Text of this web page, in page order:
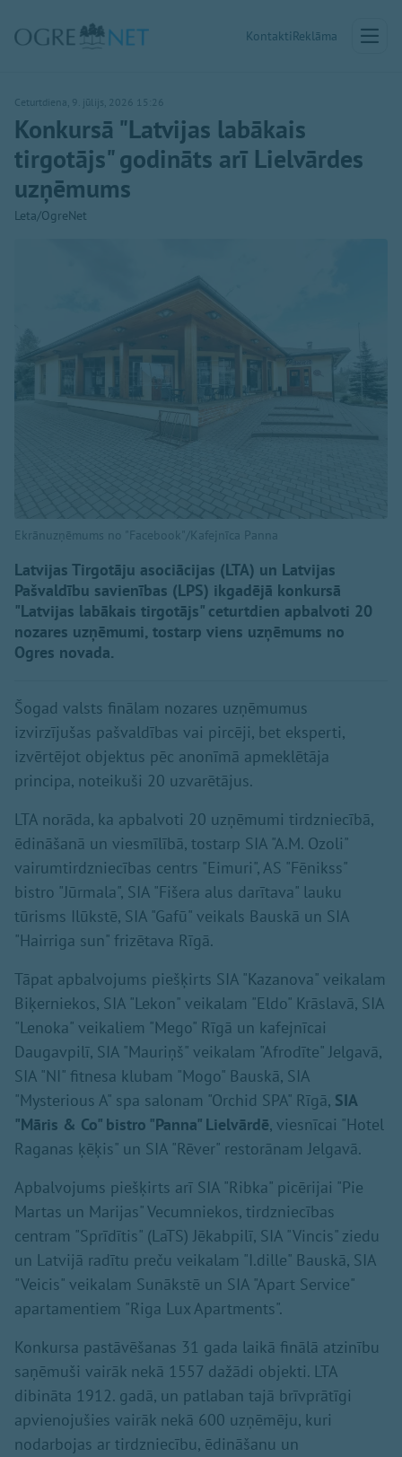
KontaktiReklāma
Ceturtdiena, 9. jūlijs, 2026 15:26
Konkursā "Latvijas labākais
tirgotājs" godināts arī Lielvārdes
uzņēmums
Leta/OgreNet
Ekrānuzņēmums no "Facebook"/Kafejnīca Panna
Latvijas Tirgotāju asociācijas (LTA) un Latvijas
Pašvaldību savienības (LPS) ikgadējā konkursā
"Latvijas labākais tirgotājs" ceturtdien apbalvoti 20
nozares uzņēmumi, tostarp viens uzņēmums no
Ogres novada.
Šogad valsts finālam nozares uzņēmumus
izvirzījušas pašvaldības vai pircēji, bet eksperti,
izvērtējot objektus pēc anonīmā apmeklētāja
principa, noteikuši 20 uzvarētājus.
LTA norāda, ka apbalvoti 20 uzņēmumi tirdzniecībā,
ēdināšanā un viesmīlībā, tostarp SIA "A.M. Ozoli"
vairumtirdzniecības centrs "Eimuri", AS "Fēnikss"
bistro "Jūrmala", SIA "Fišera alus darītava" lauku
tūrisms Ilūkstē, SIA "Gafū" veikals Bauskā un SIA
"Hairriga sun" frizētava Rīgā.
Tāpat apbalvojums piešķirts SIA "Kazanova" veikalam
Biķerniekos, SIA "Lekon" veikalam "Eldo" Krāslavā, SIA
"Lenoka" veikaliem "Mego" Rīgā un kafejnīcai
Daugavpilī, SIA "Mauriņš" veikalam "Afrodīte" Jelgavā,
SIA "NI" fitnesa klubam "Mogo" Bauskā, SIA
"Mysterious A" spa salonam "Orchid SPA" Rīgā, SIA
"Māris & Co" bistro "Panna" Lielvārdē, viesnīcai "Hotel
Raganas ķēķis" un SIA "Rēver" restorānam Jelgavā.
Apbalvojums piešķirts arī SIA "Ribka" picērijai "Pie
Martas un Marijas" Vecumniekos, tirdzniecības
centram "Sprīdītis" (LaTS) Jēkabpilī, SIA "Vincis" ziedu
un Latvijā radītu preču veikalam "I.dille" Bauskā, SIA
"Veicis" veikalam Sunākstē un SIA "Apart Service"
apartamentiem "Riga Lux Apartments".
Konkursa pastāvēšanas 31 gada laikā finālā atzinību
saņēmuši vairāk nekā 1557 dažādi objekti. LTA
dibināta 1912. gadā, un patlaban tajā brīvprātīgi
apvienojušies vairāk nekā 600 uzņēmēju, kuri
nodarbojas ar tirdzniecību, ēdināšanu un